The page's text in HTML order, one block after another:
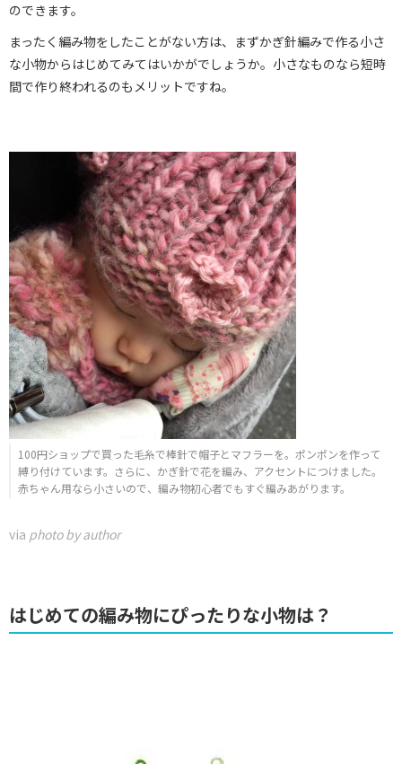
のできます。
まったく編み物をしたことがない方は、まずかぎ針編みで作る小さ
な小物からはじめてみてはいかがでしょうか。小さなものなら短時
間で作り終われるのもメリットですね。
100円ショップで買った毛糸で棒針で帽子とマフラーを。ポンポンを作って
縛り付けています。さらに、かぎ針で花を編み、アクセントにつけました。
赤ちゃん用なら小さいので、編み物初心者でもすぐ編みあがります。
via photo by author
はじめての編み物にぴったりな小物は？